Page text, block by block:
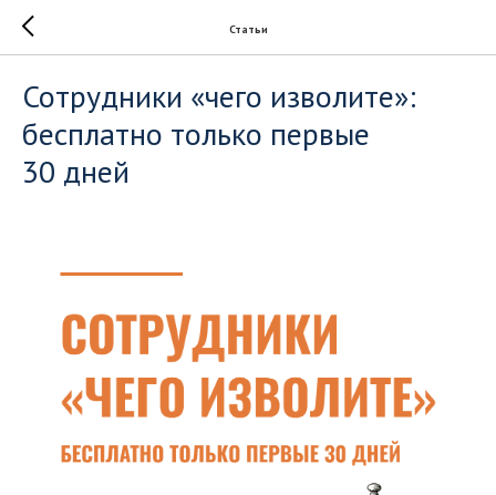
Статьи
Сотрудники «чего изволите»:
бесплатно только первые
30 дней